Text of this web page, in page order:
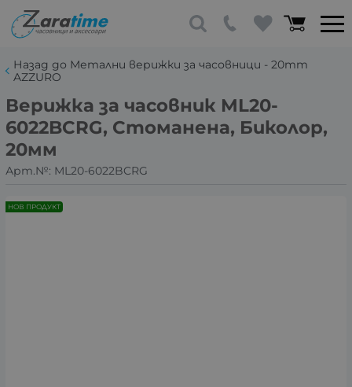
Назад до Метални верижки за часовници - 20mm
AZZURO
Верижка за часовник ML20-
6022BCRG, Стоманена, Биколор,
20мм
Арт.№: ML20-6022BCRG
НОВ ПРОДУКТ